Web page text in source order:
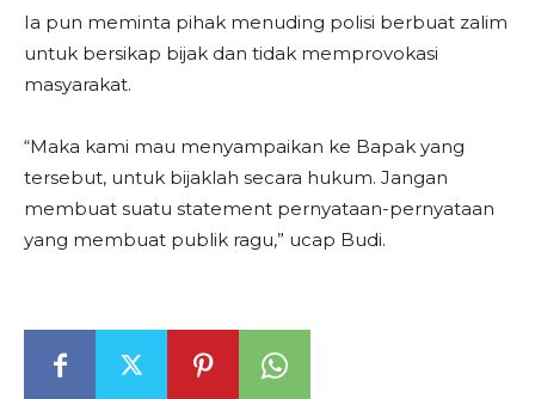
Ia pun meminta pihak menuding polisi berbuat zalim
untuk bersikap bijak dan tidak memprovokasi
masyarakat.
“Maka kami mau menyampaikan ke Bapak yang
tersebut, untuk bijaklah secara hukum. Jangan
membuat suatu statement pernyataan-pernyataan
yang membuat publik ragu,” ucap Budi.